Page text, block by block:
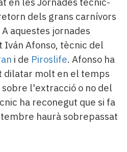
dels grans carnívors
aquestes jornades
Afonso, tècnic del
i de Piroslife. Afonso ha
dilatar molt en el temps
l'extracció o no del
ha reconegut que si fa
haurà sobrepassat